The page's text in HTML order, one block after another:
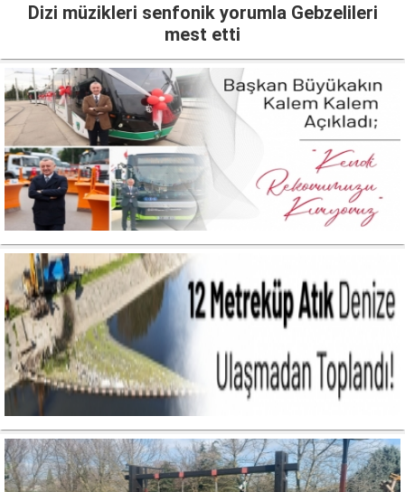
Dizi müzikleri senfonik yorumla Gebzelileri
mest etti